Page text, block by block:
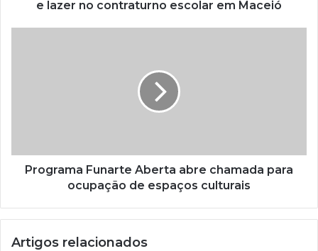
e lazer no contraturno escolar em Maceió
Programa Funarte Aberta abre chamada para
ocupação de espaços culturais
Artigos relacionados